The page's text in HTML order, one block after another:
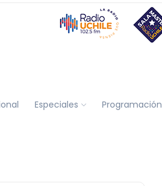
Especiales Programación